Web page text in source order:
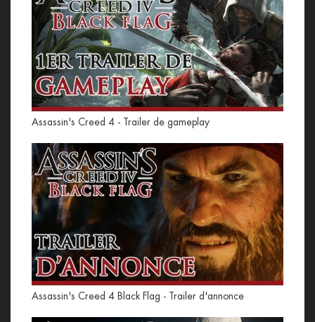
Assassin's Creed 4 - Trailer de gameplay
Assassin's Creed 4 Black Flag - Trailer d'annonce